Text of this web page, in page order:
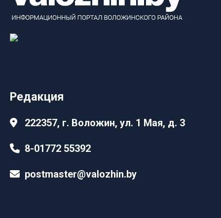
Редакция
222357, г. Воложин, ул. 1 Мая, д. 3
8-01772 55392
postmaster@valozhin.by